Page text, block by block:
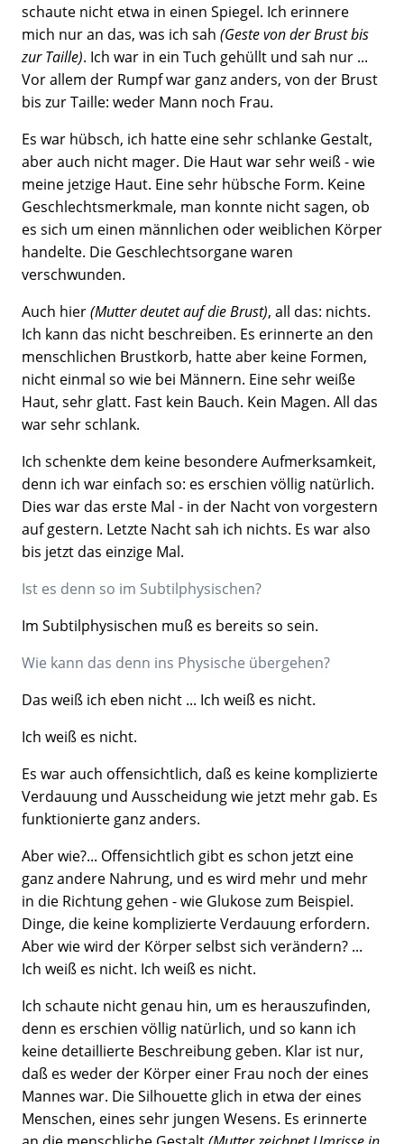
schaute nicht etwa in einen Spiegel. Ich erinnere
mich nur an das, was ich sah (Geste von der Brust bis
zur Taille). Ich war in ein Tuch gehüllt und sah nur ...
Vor allem der Rumpf war ganz anders, von der Brust
bis zur Taille: weder Mann noch Frau.
Es war hübsch, ich hatte eine sehr schlanke Gestalt,
aber auch nicht mager. Die Haut war sehr weiß - wie
meine jetzige Haut. Eine sehr hübsche Form. Keine
Geschlechtsmerkmale, man konnte nicht sagen, ob
es sich um einen männlichen oder weiblichen Körper
handelte. Die Geschlechtsorgane waren
verschwunden.
Auch hier(Mutter deutet auf die Brust), all das: nichts.
Ich kann das nicht beschreiben. Es erinnerte an den
menschlichen Brustkorb, hatte aber keine Formen,
nicht einmal so wie bei Männern. Eine sehr weiße
Haut, sehr glatt. Fast kein Bauch. Kein Magen. All das
war sehr schlank.
Ich schenkte dem keine besondere Aufmerksamkeit,
denn ich war einfach so: es erschien völlig natürlich.
Dies war das erste Mal - in der Nacht von vorgestern
auf gestern. Letzte Nacht sah ich nichts. Es war also
bis jetzt das einzige Mal.
Ist es denn so im Subtilphysischen?
Im Subtilphysischen muß es bereits so sein.
Wie kann das denn ins Physische übergehen?
Das weiß ich eben nicht ... Ich weiß es nicht.
Ich weiß es nicht.
Es war auch offensichtlich, daß es keine komplizierte
Verdauung und Ausscheidung wie jetzt mehr gab. Es
funktionierte ganz anders.
Aber wie?... Offensichtlich gibt es schon jetzt eine
ganz andere Nahrung, und es wird mehr und mehr
in die Richtung gehen - wie Glukose zum Beispiel.
Dinge, die keine komplizierte Verdauung erfordern.
Aber wie wird der Körper selbst sich verändern? ...
Ich weiß es nicht. Ich weiß es nicht.
Ich schaute nicht genau hin, um es herauszufinden,
denn es erschien völlig natürlich, und so kann ich
keine detaillierte Beschreibung geben. Klar ist nur,
daß es weder der Körper einer Frau noch der eines
Mannes war. Die Silhouette glich in etwa der eines
Menschen, eines sehr jungen Wesens. Es erinnerte